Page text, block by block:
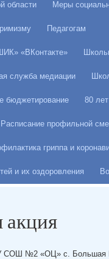
области Меры
Педагогам
«ВКонтакте»
служба медиации
бюджетирование 80
Расписание профильной
гриппа и
и их оздоровления
акция
№2 «ОЦ» с. Большая